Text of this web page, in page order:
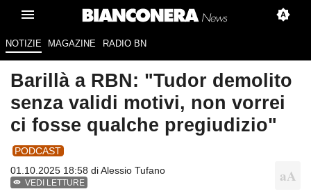
NOTIZIE MAGAZINE RADIO BN
Barillà a RBN: "Tudor demolito
senza validi motivi, non vorrei
ci fosse qualche pregiudizio"
PODCAST
01.10.2025 18:58 diAlessio Tufano
VEDI LETTURE